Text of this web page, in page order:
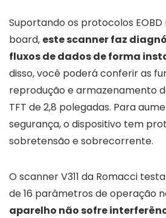
Suportando os protocolos EOBD
board, este scanner faz
fluxos de dados de forma
disso, você poderá conferir as
reprodução e armazenamento
TFT de 2,8 polegadas. Para
segurança, o dispositivo tem
sobretensão e sobrecorrente.
O scanner V311 da Romacci
de 16 parâmetros de operação
aparelho não sofre